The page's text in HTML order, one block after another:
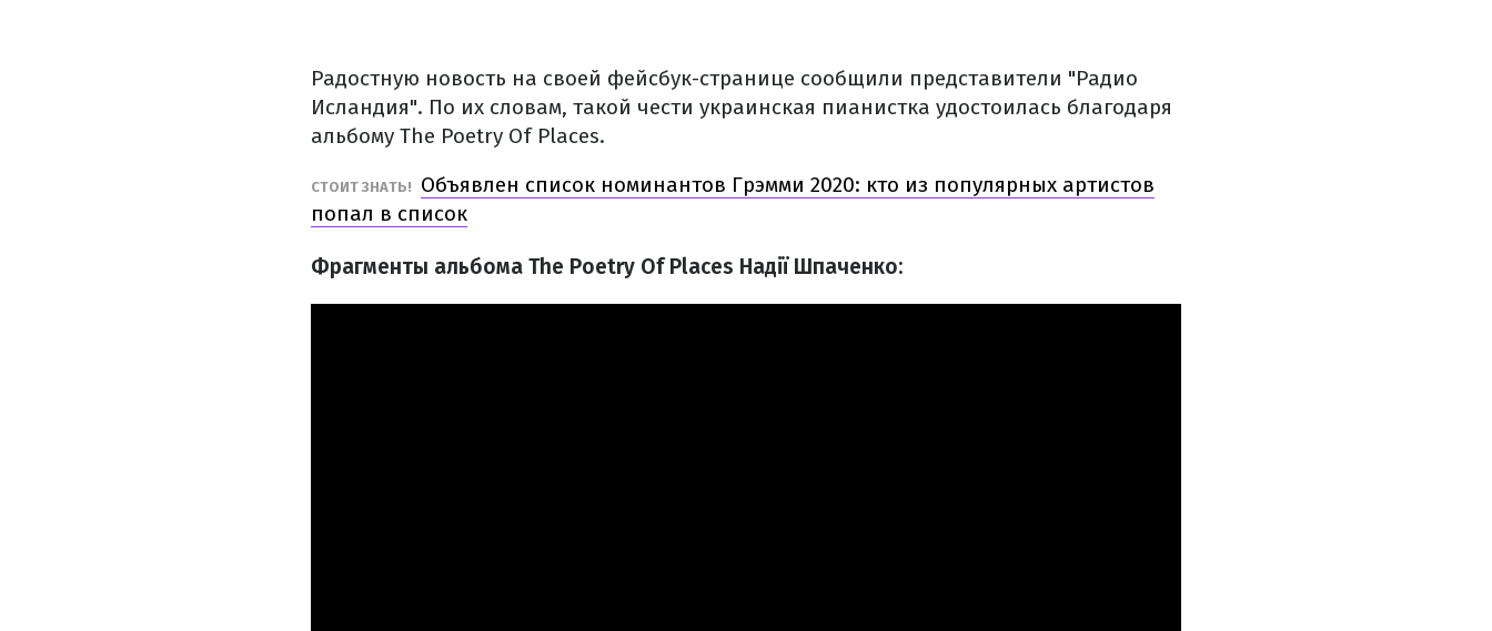
Радостную новость на своей фейсбук-странице сообщили представители "Радио
Исландия". По их словам, такой чести украинская пианистка удостоилась благодаря
альбому The Poetry Of Places.
СТОИТ ЗНАТЬ!
Объявлен список номинантов Грэмми 2020: кто из популярных артистов
попал в список
Фрагменты альбома The Poetry Of Places Надії Шпаченко: